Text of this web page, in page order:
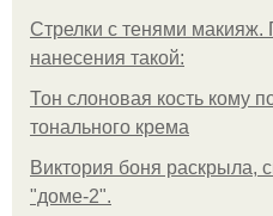
Стрелки с тенями
нанесения такой:
Тон слоновая кость кому
тонального крема
Виктория боня раскрыла,
"доме-2".